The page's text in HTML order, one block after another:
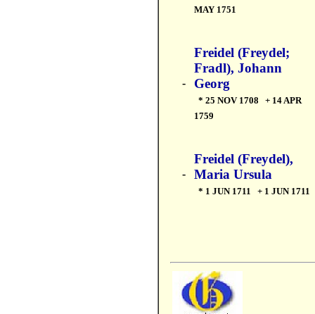
MAY 1751
-
Freidel (Freydel;
Fradl), Johann
Georg
* 25 NOV 1708 + 14 APR
1759
-
Freidel (Freydel),
Maria Ursula
* 1 JUN 1711 + 1 JUN 1711